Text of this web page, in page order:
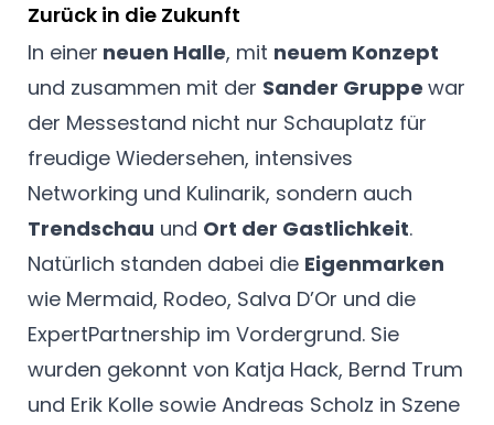
Zurück in die Zukunft
In einer neuen Halle, mit neuem Konzept
und zusammen mit der Sander Gruppe war
der Messestand nicht nur Schauplatz für
freudige Wiedersehen, intensives
Networking und Kulinarik, sondern auch
Trendschau und Ort der Gastlichkeit.
Natürlich standen dabei die Eigenmarken
wie Mermaid, Rodeo, Salva D’Or und die
ExpertPartnership im Vordergrund. Sie
wurden gekonnt von Katja Hack, Bernd Trum
und Erik Kolle sowie Andreas Scholz in Szene